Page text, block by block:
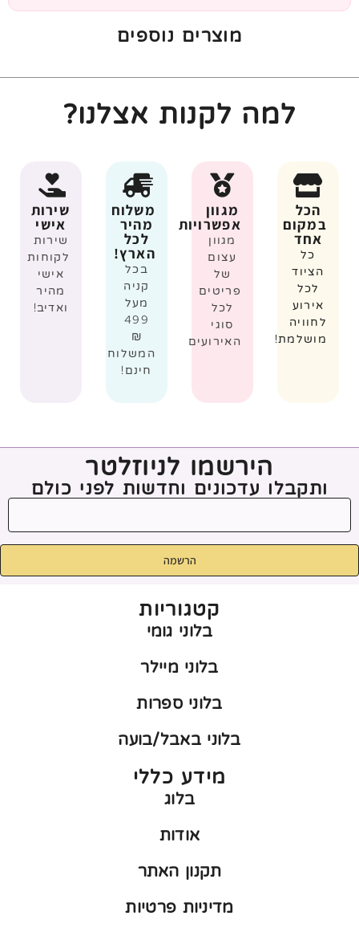
מוצרים נוספים
למה לקנות אצלנו?
הכל
במקום
אחד
כל
הציוד
לכל
אירוע
לחוויה
מושלמת!
מגוון
אפשרויות
מגוון
עצום
של
פריטים
לכל
סוגי
האירועים
משלוח
מהיר
לכל
הארץ!
בכל
קניה
מעל
499
₪
המשלוח
חינם!
שירות
אישי
שירות
לקוחות
אישי
מהיר
ואדיב!
הירשמו לניוזלטר
ותקבלו עדכונים וחדשות לפני כולם
הרשמה
קטגוריות
בלוני גומי
בלוני מיילר
בלוני ספרות
בלוני באבל/בועה
מידע כללי
בלוג
אודות
תקנון האתר
מדיניות פרטיות